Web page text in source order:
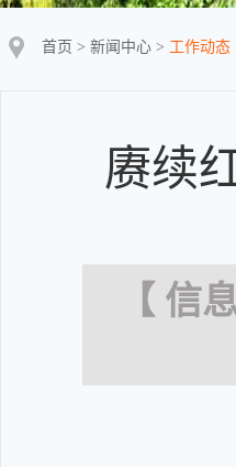
首页 > 新闻中心 > 工作动态
赓续
【 信